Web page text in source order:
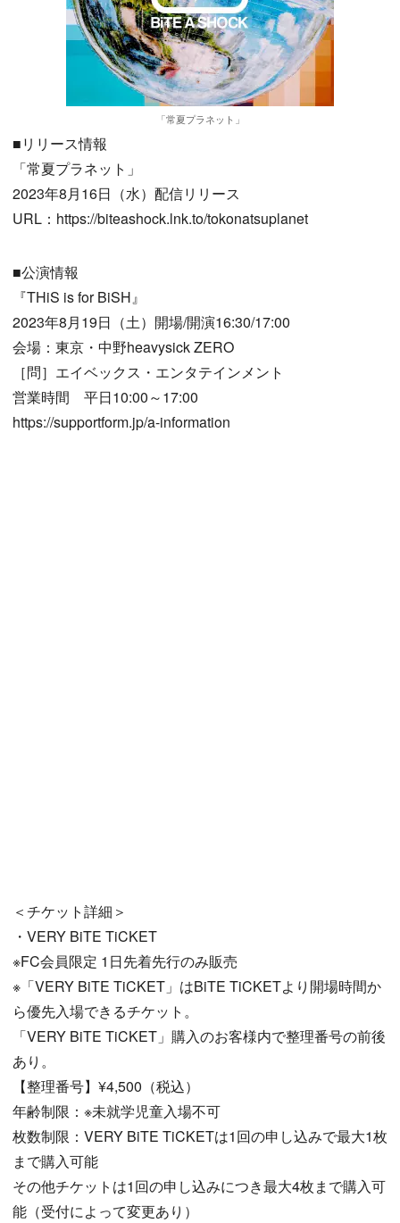
「常夏プラネット」
■リリース情報
「常夏プラネット」
2023年8月16日（水）配信リリース
URL：https://biteashock.lnk.to/tokonatsuplanet
■公演情報
『THiS is for BiSH』
2023年8月19日（土）開場/開演16:30/17:00
会場：東京・中野heavysick ZERO
［問］エイベックス・エンタテインメント
営業時間 平日10:00～17:00
https://supportform.jp/a-information
＜チケット詳細＞
・VERY BiTE TiCKET
※FC会員限定 1日先着先行のみ販売
※「VERY BiTE TiCKET」はBiTE TiCKETより開場時間か
ら優先入場できるチケット。
「VERY BiTE TiCKET」購入のお客様内で整理番号の前後
あり。
【整理番号】¥4,500（税込）
年齢制限：※未就学児童入場不可
枚数制限：VERY BiTE TiCKETは1回の申し込みで最大1枚
まで購入可能
その他チケットは1回の申し込みにつき最大4枚まで購入可
能（受付によって変更あり）